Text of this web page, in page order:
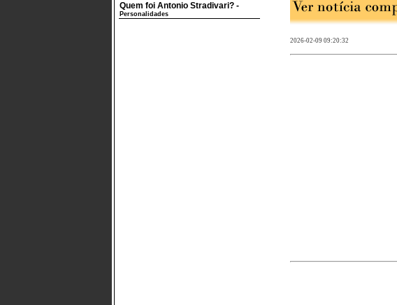
Quem foi Antonio Stradivari? -
Personalidades
2026-02-09 09:20:32